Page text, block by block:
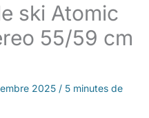
ski Atomic
55/59 cm
2025 / 5 minutes de